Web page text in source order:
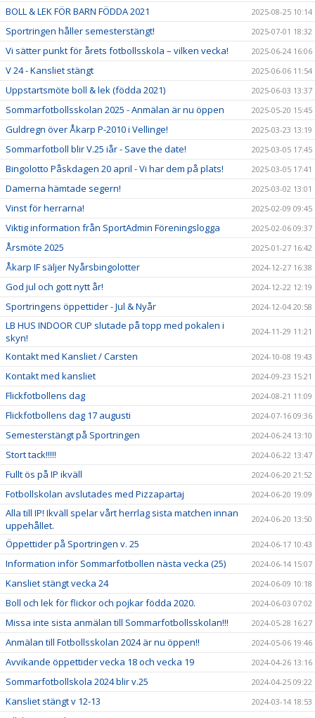
BOLL & LEK FÖR BARN FÖDDA 2021 2025-08-25 10:14
Sportringen håller semesterstängt! 2025-07-01 18:32
Vi sätter punkt för årets fotbollsskola – vilken vecka! 2025-06-24 16:06
V 24 - Kansliet stängt 2025-06-06 11:54
Uppstartsmöte boll & lek (födda 2021) 2025-06-03 13:37
Sommarfotbollsskolan 2025 - Anmälan är nu öppen 2025-05-20 15:45
Guldregn över Åkarp P-2010 i Vellinge! 2025-03-23 13:19
Sommarfotboll blir V.25 iår - Save the date! 2025-03-05 17:45
Bingolotto Påskdagen 20 april - Vi har dem på plats! 2025-03-05 17:41
Damerna hämtade segern! 2025-03-02 13:01
Vinst för herrarna! 2025-02-09 09:45
Viktig information från SportAdmin Föreningslogga 2025-02-06 09:37
Årsmöte 2025 2025-01-27 16:42
Åkarp IF säljer Nyårsbingolotter 2024-12-27 16:38
God jul och gott nytt år! 2024-12-22 12:19
Sportringens öppettider - Jul & Nyår 2024-12-04 20:58
LB HUS INDOOR CUP slutade på topp med pokalen i
skyn!
2024-11-29 11:21
Kontakt med Kansliet / Carsten 2024-10-08 19:43
Kontakt med kansliet 2024-09-23 15:21
Flickfotbollens dag 2024-08-21 11:09
Flickfotbollens dag 17 augusti 2024-07-16 09:36
Semesterstängt på Sportringen 2024-06-24 13:10
Stort tack!!!!! 2024-06-22 13:47
Fullt ös på IP ikväll 2024-06-20 21:52
Fotbollskolan avslutades med Pizzapartaj 2024-06-20 19:09
Alla till IP! Ikväll spelar vårt herrlag sista matchen innan
uppehållet.
2024-06-20 13:50
Öppettider på Sportringen v. 25 2024-06-17 10:43
Information inför Sommarfotbollen nästa vecka (25) 2024-06-14 15:07
Kansliet stängt vecka 24 2024-06-09 10:18
Boll och lek för flickor och pojkar födda 2020. 2024-06-03 07:02
Missa inte sista anmälan till Sommarfotbollsskolan!!! 2024-05-28 16:27
Anmälan till Fotbollsskolan 2024 är nu öppen!! 2024-05-06 19:46
Avvikande öppettider vecka 18 och vecka 19 2024-04-26 13:16
Sommarfotbollskola 2024 blir v.25 2024-04-25 09:22
Kansliet stängt v 12-13 2024-03-14 18:53